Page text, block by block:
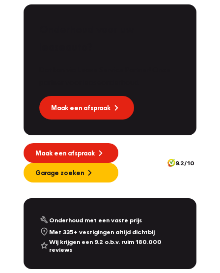
Maak een afspraak
Maak een afspraak
Garage zoeken
9.2/10
Onderhoud met een vaste prijs
Met 335+ vestigingen altijd dichtbij
Wij krijgen een 9.2 o.b.v. ruim 180.000
reviews